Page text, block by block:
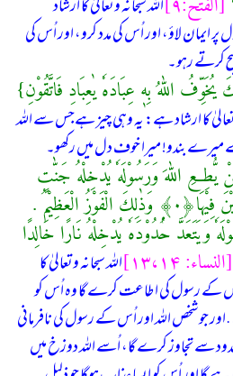
ایمان لاؤ، اور اُس کی مدد کرو، اور اُس کی
کرتے رہو۔
یُخَوِّفُ اللّٰهُ بِهٖ عِبَادَهٗ یٰعِبَادِ فَاتَّقُوْنِ}
وتعالیٰ کا ارشاد ہے: یہ وہی چیز ہےجس سے اللہ
میرے بندو! میرا خوف دل میں رکھو۔
یُّطِعِ اللّٰهَ وَرَسُوْلَهٗ یُدْخِلْهُ جَنّٰتٍ
تَجْرِیْ مِنْ تَحْتِهَا الْاَنْهٰرُ خٰلِدِیْنَ فِیْهَا﴿۰﴾ۭ وَذٰلِكَ الْفَوْزُ الْعَظِیْمُ .
حُدُوْدَهٗ یُدْخِلْهُ نَارًا خَالِدًا
[النساء: ۱۳،۱۴]
اللہ سبحانہ وتعالیٰ کا
کے رسول کی اطاعت کرے گا وہ اُس کو
جو شخص اللہ اور اُس کے رسول کی نافرمانی
سے تجاوز کرے گا، اُسے اللہ دوزخ میں